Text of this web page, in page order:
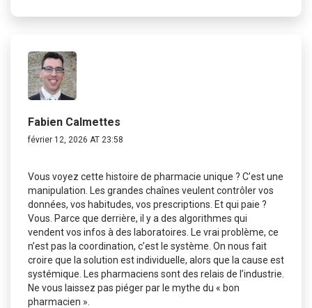
Fabien Calmettes
février 12, 2026 AT 23:58
Vous voyez cette histoire de pharmacie unique ? C’est une
manipulation. Les grandes chaînes veulent contrôler vos
données, vos habitudes, vos prescriptions. Et qui paie ?
Vous. Parce que derrière, il y a des algorithmes qui
vendent vos infos à des laboratoires. Le vrai problème, ce
n’est pas la coordination, c’est le système. On nous fait
croire que la solution est individuelle, alors que la cause est
systémique. Les pharmaciens sont des relais de l’industrie.
Ne vous laissez pas piéger par le mythe du « bon
pharmacien ».